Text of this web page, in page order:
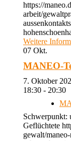
https://
arbeit/
Weitere
07 Okt.
MANEO-
7. Oktober
18:30 - 20:30
Schwerpunkt:
Geflüchtete
gewalt/